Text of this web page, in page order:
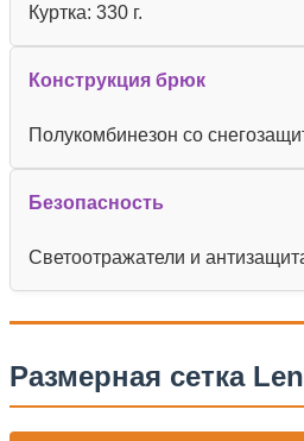
Куртка: 330 г.
Конструкция брюк
Полукомбинезон со
Безопасность
Светоотражатели и
Размерная сетка